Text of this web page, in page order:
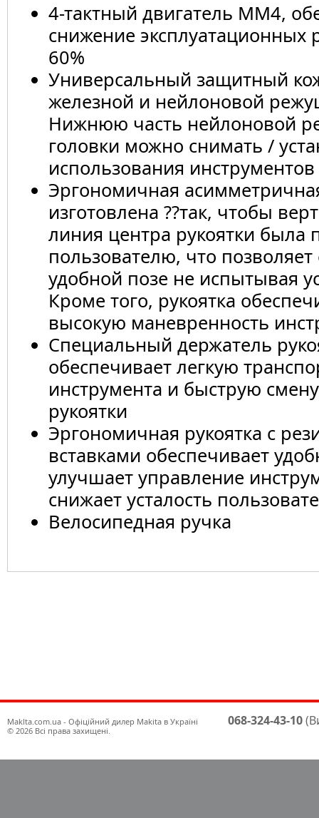
4-тактный двигатель MM4,
снижение эксплуатационных
60%
Универсальный защитный
железной и нейлоновой
Нижнюю часть нейлоновой
головки можно снимать /
использования инструментов
Эргономичная
изготовлена ??так, чтобы
линия центра рукоятки была
пользователю, что
удобной позе не испытывая
Кроме того, рукоятка
высокую маневренность
Специальный держатель
обеспечивает легкую
инструмента и быструю
рукоятки
Эргономичная рукоятка с
вставками обеспечивает
улучшает управление
снижает усталость
Велосипедная ручка
Maklta.com.ua - Офіційний дилер Makita в Україні
© 2026 Всі права захищені.
068-324-43-10